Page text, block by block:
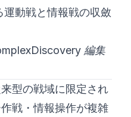
動戦と情報戦の収斂
編集
型の戦域に限定され
戦・情報操作が複雑